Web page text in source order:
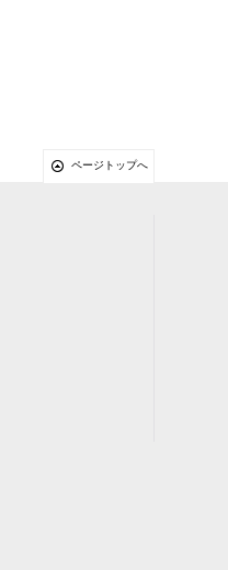
ページトップへ